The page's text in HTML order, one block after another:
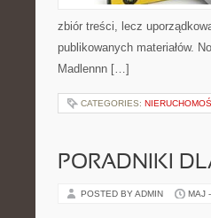
zbiór treści, lecz
publikowanych materiałów.
Madlennn […]
CATEGORIES:
PORADNIKI
POSTED BY ADMIN MAJ